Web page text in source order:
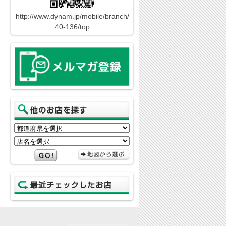
http://www.dynam.jp/mobile/branch/
40-136/top